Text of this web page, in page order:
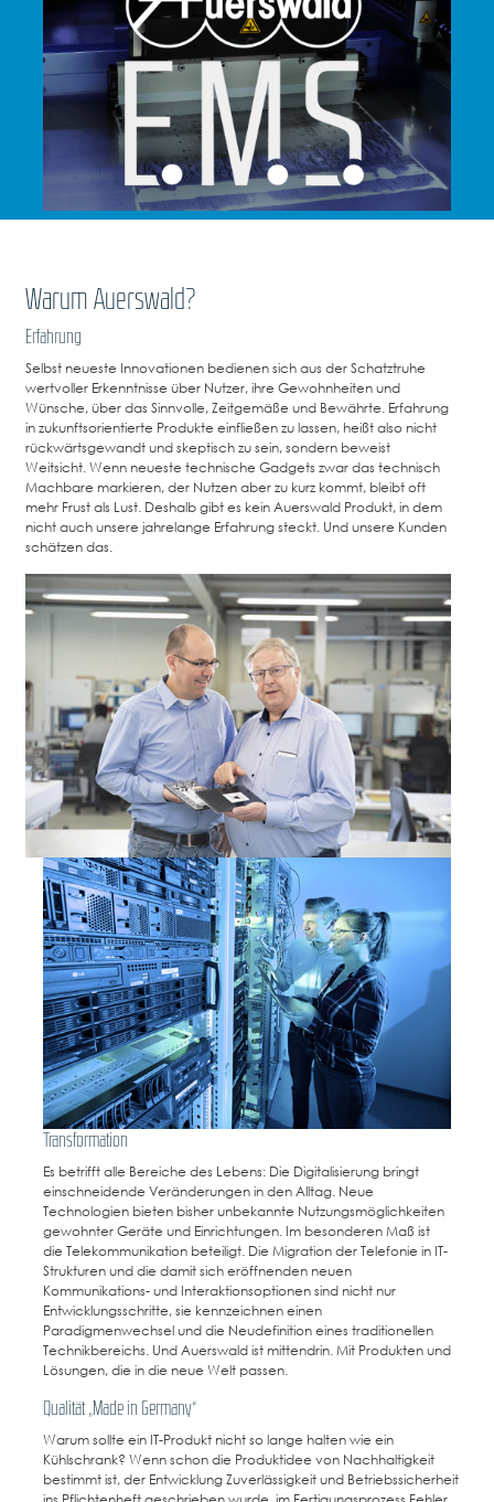
Warum Auerswald?
Erfahrung
Selbst neueste Innovationen bedienen sich aus der Schatztruhe
wertvoller Erkenntnisse über Nutzer, ihre Gewohnheiten und
Wünsche, über das Sinnvolle, Zeitgemäße und Bewährte. Erfahrung
in zukunftsorientierte Produkte einfließen zu lassen, heißt also nicht
rückwärtsgewandt und skeptisch zu sein, sondern beweist
Weitsicht. Wenn neueste technische Gadgets zwar das technisch
Machbare markieren, der Nutzen aber zu kurz kommt, bleibt oft
mehr Frust als Lust. Deshalb gibt es kein Auerswald Produkt, in dem
nicht auch unsere jahrelange Erfahrung steckt. Und unsere Kunden
schätzen das.
Transformation
Es betrifft alle Bereiche des Lebens: Die Digitalisierung bringt
einschneidende Veränderungen in den Alltag. Neue
Technologien bieten bisher unbekannte Nutzungsmöglichkeiten
gewohnter Geräte und Einrichtungen. Im besonderen Maß ist
die Telekommunikation beteiligt. Die Migration der Telefonie in IT-
Strukturen und die damit sich eröffnenden neuen
Kommunikations- und Interaktionsoptionen sind nicht nur
Entwicklungsschritte, sie kennzeichnen einen
Paradigmenwechsel und die Neudefinition eines traditionellen
Technikbereichs. Und Auerswald ist mittendrin. Mit Produkten und
Lösungen, die in die neue Welt passen.
Qualität „Made in Germany“
Warum sollte ein IT-Produkt nicht so lange halten wie ein
Kühlschrank? Wenn schon die Produktidee von Nachhaltigkeit
bestimmt ist, der Entwicklung Zuverlässigkeit und Betriebssicherheit